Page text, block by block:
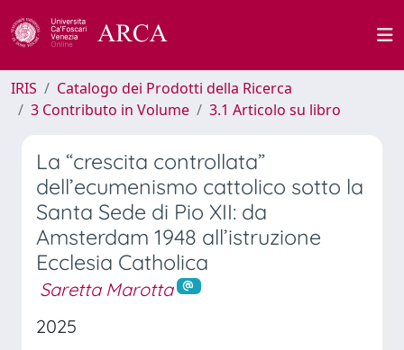
IRIS
Catalogo dei Prodotti della Ricerca
3 Contributo in Volume
3.1 Articolo su libro
La “crescita controllata”
dell’ecumenismo cattolico sotto la
Santa Sede di Pio XII: da
Amsterdam 1948 all’istruzione
Ecclesia Catholica
Saretta Marotta
2025